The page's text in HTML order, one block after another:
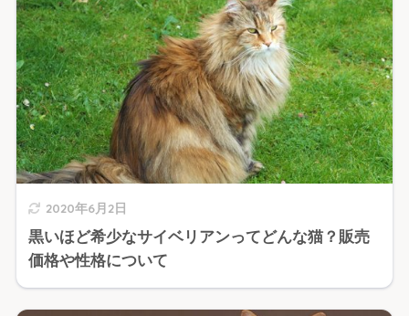
2020年6月2日
黒いほど希少なサイベリアンってどんな猫？販売
価格や性格について